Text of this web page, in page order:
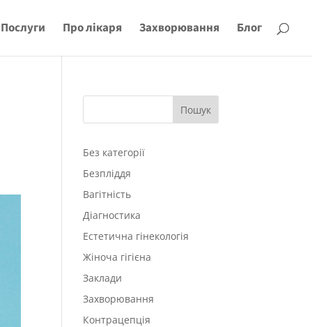
Послуги Про лікаря Захворювання Блог
Пошук
Без категорії
Безпліддя
Вагітність
Діагностика
Естетична гінекологія
Жіноча гігієна
Заклади
Захворювання
Контрацепція